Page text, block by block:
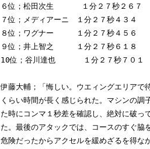
６位；松田次生      １分２７秒２６７
７位；メディアーニ　１分２７秒４３
８位；ワグナー　　　１分２７秒４５６
９位；井上智之　　　１分２７秒６１８　
10位；谷川達也      １分２７秒７０１　
伊藤大輔；「悔しい。ウエィングエリアで
くらい時間が長く感じられた。マシンの調
た時にコンマ１秒差を確認し、絶対に破っ
た。最後のアタックでは、コースのすぐ脇
危険だったからアクセルを緩めざるを得な